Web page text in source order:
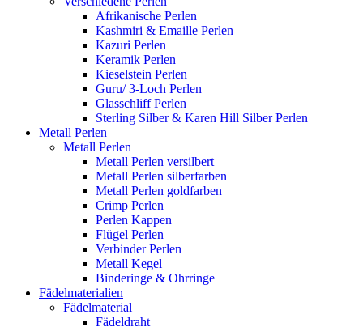
Afrikanische Perlen
Kashmiri & Emaille Perlen
Kazuri Perlen
Keramik Perlen
Kieselstein Perlen
Guru/ 3-Loch Perlen
Glasschliff Perlen
Sterling Silber & Karen Hill Silber Perlen
Metall Perlen
Metall Perlen
Metall Perlen versilbert
Metall Perlen silberfarben
Metall Perlen goldfarben
Crimp Perlen
Perlen Kappen
Flügel Perlen
Verbinder Perlen
Metall Kegel
Binderinge & Ohrringe
Fädelmaterialien
Fädelmaterial
Fädeldraht